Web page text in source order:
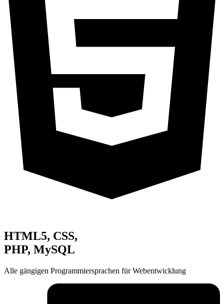
HTML5, CSS,
PHP, MySQL
Alle gängigen Programmiersprachen für Webentwicklung